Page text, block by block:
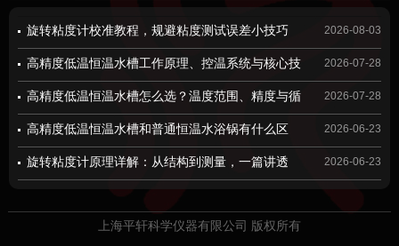
旋转粘度计校准教程，规避粘度测试误差小技巧 2026-08-03
高精度低温恒温水槽工作原理、控温系统与核心技
术解析
2026-07-28
高精度低温恒温水槽怎么选？温度范围、精度与循
环性能选型要点
2026-07-28
高精度低温恒温水槽和普通恒温水浴锅有什么区
别？看完这篇你就明白了
2026-06-23
旋转粘度计原理详解：从结构到测量，一篇讲透 2026-06-23
上海平轩科学仪器有限公司 版权所有